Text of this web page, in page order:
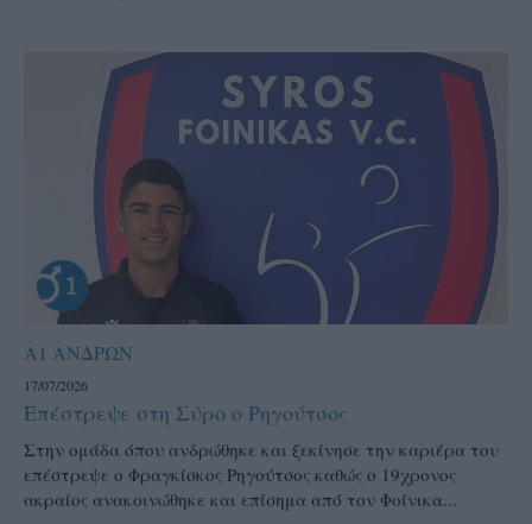
Α1 ΑΝΔΡΩΝ
17/07/2026
Επέστρεψε στη Σύρο ο Ρηγούτσος
Στην ομάδα όπου ανδρώθηκε και ξεκίνησε την καριέρα του
επέστρεψε ο Φραγκίσκος Ρηγούτσος καθώς ο 19χρονος
ακραίος ανακοινώθηκε και επίσημα από τον Φοίνικα...